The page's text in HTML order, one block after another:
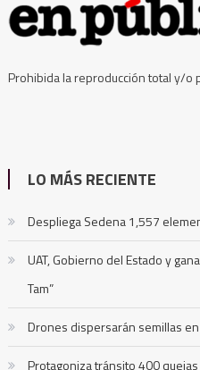
Prohibida la reproducción total y/o
LO MÁS RECIENTE
Despliega Sedena 1,557
UAT, Gobierno del Estado y
Tam”
Drones dispersarán semillas
Protagoniza tránsito 400